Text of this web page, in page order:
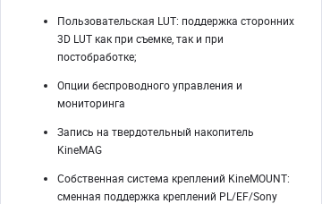
Пользовательская LUT: поддержка сторонних
3D LUT как при съемке, так и при
постобработке;
Опции беспроводного управления и
мониторинга
Запись на твердотельный накопитель
KineMAG
Собственная система креплений KineMOUNT:
сменная поддержка креплений PL/EF/Sony